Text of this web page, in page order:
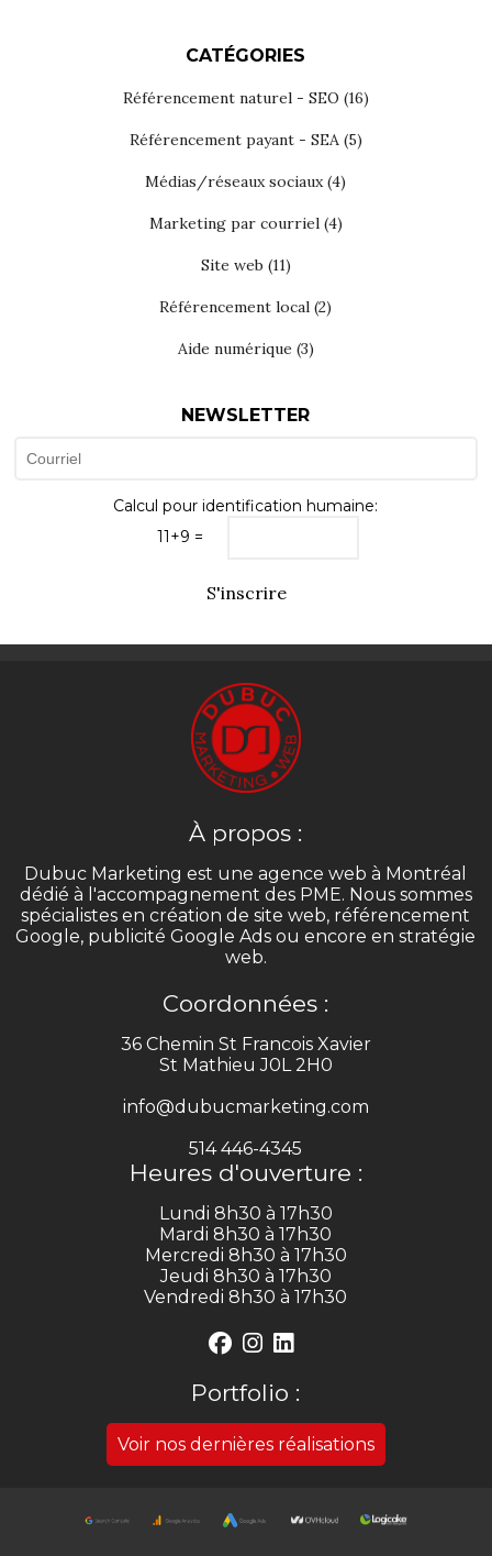
CATÉGORIES
Référencement naturel - SEO (16)
Référencement payant - SEA (5)
Médias/réseaux sociaux(4)
Marketing par courriel (4)
Site web (11)
Référencement local(2)
Aide numérique (3)
NEWSLETTER
Calcul pour identification humaine:
11+9 =
S'inscrire
À propos :
Dubuc Marketing est une agence web à Montréal
dédié à l'accompagnement des PME. Nous sommes
spécialistes en création de site web, référencement
Google, publicité Google Ads ou encore en stratégie
web.
Coordonnées :
36 Chemin St Francois Xavier
St Mathieu J0L 2H0
info@dubucmarketing.com
514 446-4345
Heures d'ouverture :
Lundi 8h30 à 17h30
Mardi 8h30 à 17h30
Mercredi 8h30 à 17h30
Jeudi 8h30 à 17h30
Vendredi 8h30 à 17h30
Portfolio :
Voir nos dernières réalisations